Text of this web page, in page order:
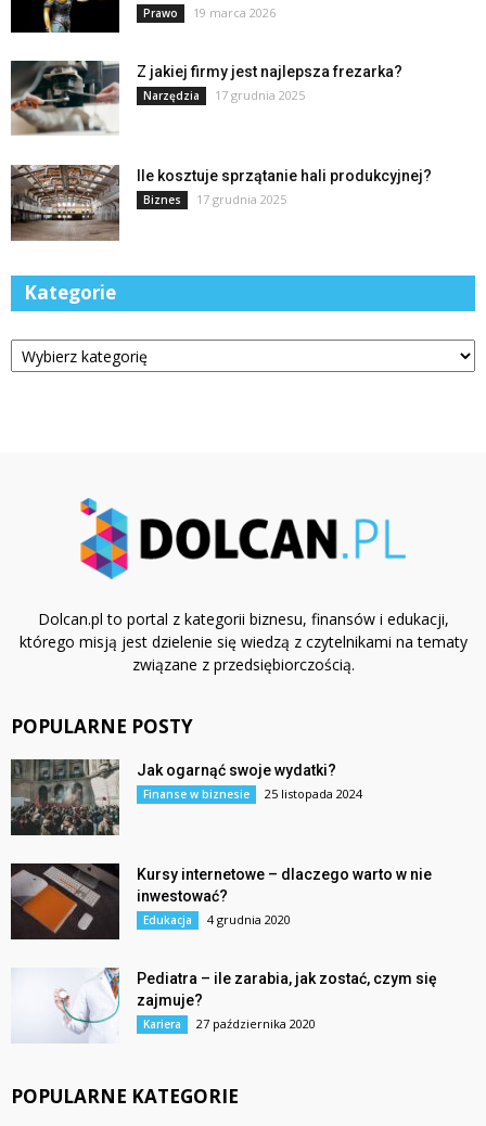
Prawo 19 marca 2026
Z jakiej firmy jest najlepsza frezarka?
Narzędzia 17 grudnia 2025
Ile kosztuje sprzątanie hali produkcyjnej?
Biznes 17 grudnia 2025
Kategorie
Kategorie
Dolcan.pl to portal z kategorii biznesu, finansów i edukacji,
którego misją jest dzielenie się wiedzą z czytelnikami na tematy
związane z przedsiębiorczością.
POPULARNE POSTY
Jak ogarnąć swoje wydatki?
Finanse w biznesie 25 listopada 2024
Kursy internetowe – dlaczego warto w nie
inwestować?
Edukacja 4 grudnia 2020
Pediatra – ile zarabia, jak zostać, czym się
zajmuje?
Kariera 27 października 2020
POPULARNE KATEGORIE